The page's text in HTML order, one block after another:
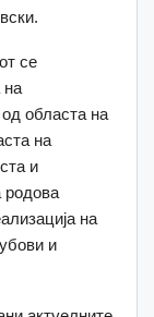
се
на
од областа на
на
и
родова
на
и